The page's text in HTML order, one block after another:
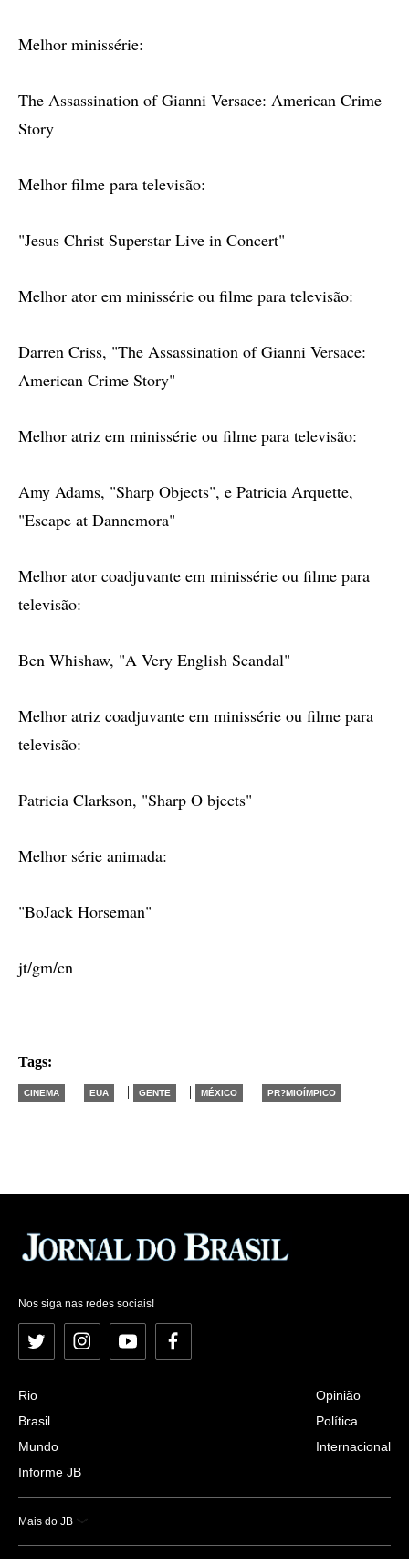
Melhor minissérie:
The Assassination of Gianni Versace: American Crime
Story
Melhor filme para televisão:
"Jesus Christ Superstar Live in Concert"
Melhor ator em minissérie ou filme para televisão:
Darren Criss, "The Assassination of Gianni Versace:
American Crime Story"
Melhor atriz em minissérie ou filme para televisão:
Amy Adams, "Sharp Objects", e Patricia Arquette,
"Escape at Dannemora"
Melhor ator coadjuvante em minissérie ou filme para
televisão:
Ben Whishaw, "A Very English Scandal"
Melhor atriz coadjuvante em minissérie ou filme para
televisão:
Patricia Clarkson, "Sharp O bjects"
Melhor série animada:
"BoJack Horseman"
jt/gm/cn
Tags:
CINEMA | EUA | GENTE | MÉXICO | PR?MIOÍMPICO
Nos siga nas redes sociais!
Twitter InstagramYouTubeFacebook
Rio
Brasil
Mundo
Informe JB
Opinião
Política
Internacional
Mais do JB
Esportes